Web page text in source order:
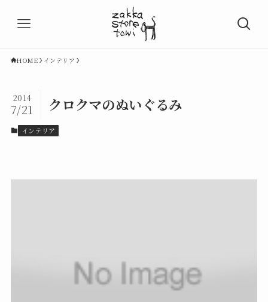
HOME インテリア
クロクマのぬいぐるみ
2014
7/21
インテリア